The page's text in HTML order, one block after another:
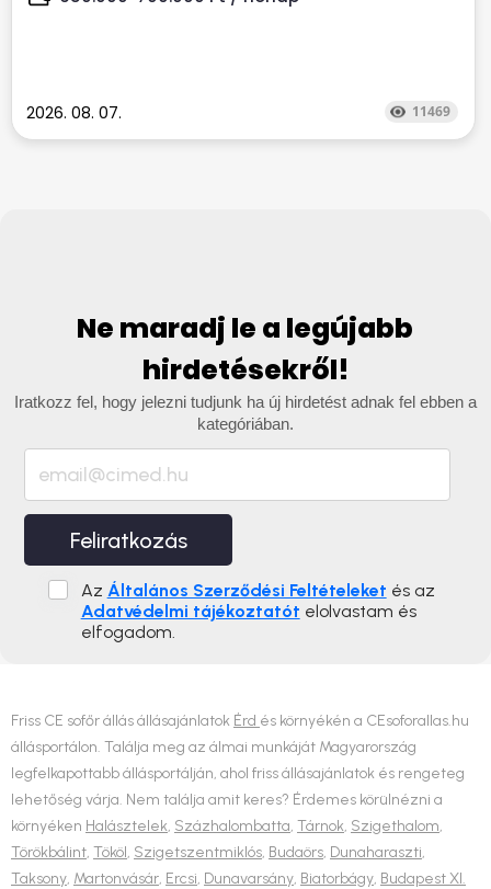
2026. 08. 07. 11469
Ne maradj le a legújabb
hirdetésekről!
Iratkozz fel, hogy jelezni tudjunk ha új hirdetést adnak fel ebben a
kategóriában.
Feliratkozás
Az Általános Szerződési Feltételeket és az
Adatvédelmi tájékoztatót elolvastam és
elfogadom.
Friss CE sofőr állás állásajánlatok Érd és környékén a CEsoforallas.hu
állásportálon. Találja meg az álmai munkáját Magyarország
legfelkapottabb állásportálján, ahol friss állásajánlatok és rengeteg
lehetőség várja. Nem találja amit keres? Érdemes körülnézni a
környéken Halásztelek, Százhalombatta, Tárnok, Szigethalom,
Törökbálint, Tököl, Szigetszentmiklós, Budaörs, Dunaharaszti,
Taksony, Martonvásár, Ercsi, Dunavarsány, Biatorbágy, Budapest XI.